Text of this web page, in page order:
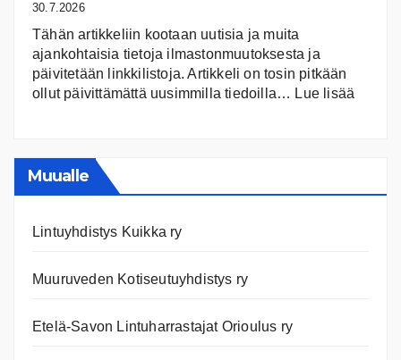
30.7.2026
Tähän artikkeliin kootaan uutisia ja muita
ajankohtaisia tietoja ilmastonmuutoksesta ja
päivitetään linkkilistoja. Artikkeli on tosin pitkään
ollut päivittämättä uusimmilla tiedoilla… Lue lisää
Muualle
Lintuyhdistys Kuikka ry
Muuruveden Kotiseutuyhdistys ry
Etelä-Savon Lintuharrastajat Orioulus ry